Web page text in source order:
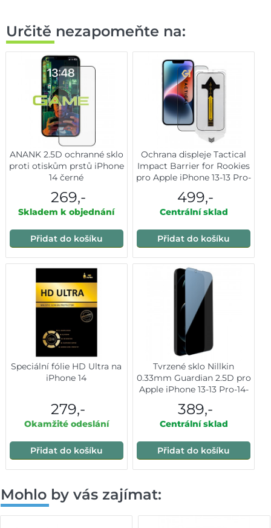
Určitě nezapomeňte na:
ANANK 2.5D ochranné sklo
proti otiskům prstů iPhone
14 černé
269,-
Skladem k objednání
Přidat do košíku
Ochrana displeje Tactical
Impact Barrier for Rookies
pro Apple iPhone 13-13 Pro-
499,-
Centrální sklad
Přidat do košíku
Speciální fólie HD Ultra na
iPhone 14
279,-
Okamžité odeslání
Přidat do košíku
Tvrzené sklo Nillkin
0.33mm Guardian 2.5D pro
Apple iPhone 13-13 Pro-14-
389,-
Centrální sklad
Přidat do košíku
Mohlo by vás zajímat: